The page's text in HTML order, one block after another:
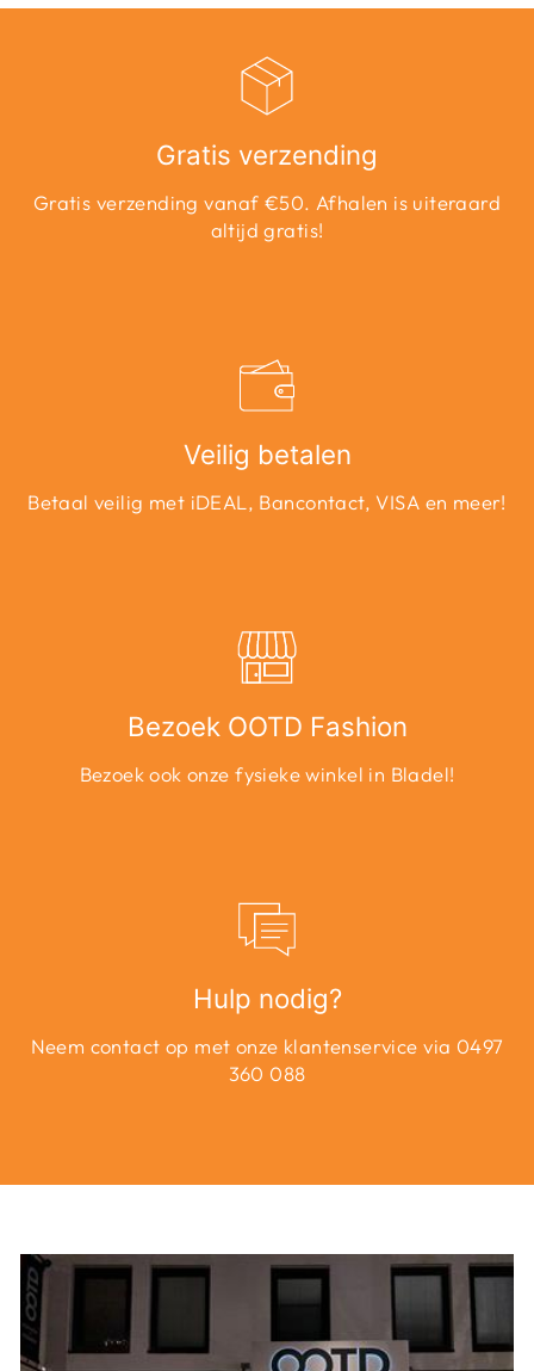
Gratis verzending
Gratis verzending vanaf €50. Afhalen is uiteraard
altijd gratis!
Veilig betalen
Betaal veilig met iDEAL, Bancontact, VISA en meer!
Bezoek OOTD Fashion
Bezoek ook onze fysieke winkel in Bladel!
Hulp nodig?
Neem contact op met onze klantenservice via 0497
360 088